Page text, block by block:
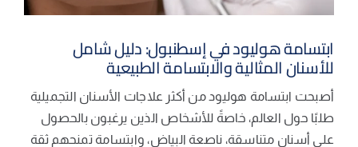
ابتسامة هوليود في إسطنبول: دليل شامل
للأسنان المثالية والابتسامة الطبيعية
أصبحت ابتسامة هوليود من أكثر علاجات الأسنان التجميلية
طلبًا حول العالم، خاصةً للأشخاص الذين يرغبون بالحصول
على أسنان متناسقة، ناصعة البياض، وابتسامة تمنحهم ثقة